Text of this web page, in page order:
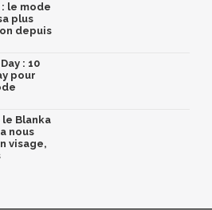
: le mode
plus
depuis
: 10
pour
Blanka
nous
visage,